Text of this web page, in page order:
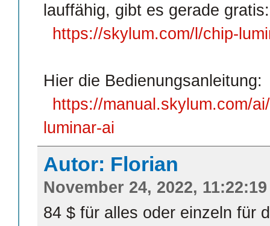
lauffähig, gibt es gerade gratis:
https://skylum.com/l/chip-
Hier die Bedienungsanleitung:
https://manual.skylum.com/
luminar-ai
Autor: Florian
November 24, 2022, 11:22:19
84 $ für alles oder einzeln für